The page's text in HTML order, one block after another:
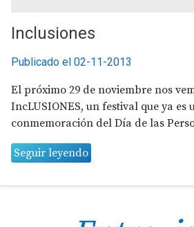
Inclusiones
Publicado el 02-11-2013
El próximo 29 de noviembre nos
IncLUSIONES, un festival que ya
conmemoración del Día de las
Seguir leyendo